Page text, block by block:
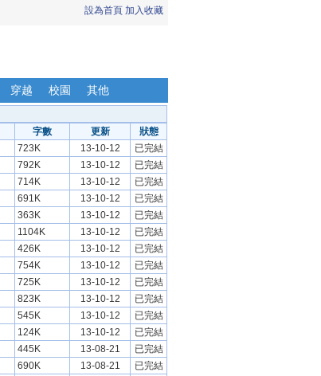
設為首頁 加入收藏
穿越 校園 其他
字數 更新
狀態
723K 13-10-12
已完結
792K 13-10-12
已完結
714K 13-10-12
已完結
691K 13-10-12
已完結
363K 13-10-12
已完結
1104K 13-10-12
已完結
426K 13-10-12
已完結
754K 13-10-12
已完結
725K 13-10-12
已完結
823K 13-10-12
已完結
545K 13-10-12
已完結
124K 13-10-12
已完結
445K 13-08-21
已完結
690K 13-08-21
已完結